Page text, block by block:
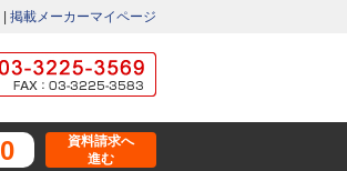
掲載メーカーマイページ
0
資料請求へ
進む